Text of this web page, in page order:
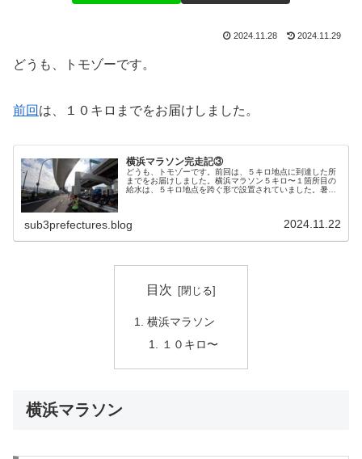
2024.11.28 2024.11.29
どうも、トモゾーです。
前回 は、１０キロまでをお届けしました。
横浜マラソン完走記③
どうも、トモゾーです。前回は、５キロ地点に到達した所
までをお届けしました。横浜マラソン５キロ〜１箇所目の
給水は、５キロ地点を跨ぐ形で設置されていました。暑く
sub3prefectures.blog 2024.11.22
目次
横浜マラソン
１０キロ〜
横浜マラソン